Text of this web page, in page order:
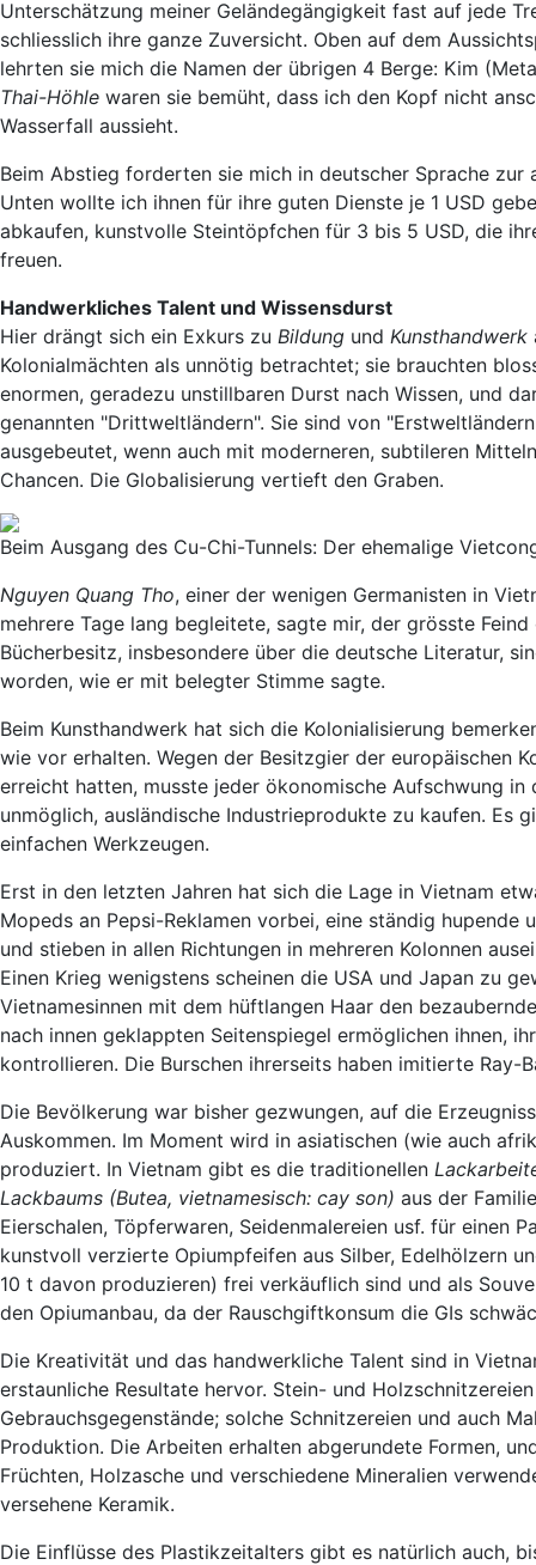
Unterschätzung meiner Geländegängigkeit fast auf jede
schliesslich ihre ganze Zuversicht. Oben auf dem
lehrten sie mich die Namen der übrigen 4 Berge: Kim
Thai-Höhle waren sie bemüht, dass ich den Kopf nicht
Wasserfall aussieht.
Beim Abstieg forderten sie mich in deutscher Sprache
Unten wollte ich ihnen für ihre guten Dienste je 1 USD
abkaufen, kunstvolle Steintöpfchen für 3 bis 5 USD, die
freuen.
Handwerkliches Talent und Wissensdurst
Hier drängt sich ein Exkurs zu Bildung und Kunsthandwerk
Kolonialmächten als unnötig betrachtet; sie brauchten
enormen, geradezu unstillbaren Durst nach Wissen, und
genannten "Drittweltländern". Sie sind von
ausgebeutet, wenn auch mit moderneren, subtileren
Chancen. Die Globalisierung vertieft den Graben.
Beim Ausgang des Cu-Chi-Tunnels: Der ehemalige
Nguyen Quang Tho, einer der wenigen Germanisten in
mehrere Tage lang begleitete, sagte mir, der grösste
Bücherbesitz, insbesondere über die deutsche Literatur,
worden, wie er mit belegter Stimme sagte.
Beim Kunsthandwerk hat sich die Kolonialisierung
wie vor erhalten. Wegen der Besitzgier der europäischen
erreicht hatten, musste jeder ökonomische Aufschwung
unmöglich, ausländische Industrieprodukte zu kaufen. Es
einfachen Werkzeugen.
Erst in den letzten Jahren hat sich die Lage in Vietnam
Mopeds an Pepsi-Reklamen vorbei, eine ständig
und stieben in allen Richtungen in mehreren Kolonnen
Einen Krieg wenigstens scheinen die USA und Japan zu
Vietnamesinnen mit dem hüftlangen Haar den
nach innen geklappten Seitenspiegel ermöglichen ihnen,
kontrollieren. Die Burschen ihrerseits haben imitierte Ray-
Die Bevölkerung war bisher gezwungen, auf die
Auskommen. Im Moment wird in asiatischen (wie auch
produziert. In Vietnam gibt es die traditionellen
Lackbaums (Butea, vietnamesisch: cay son) aus der
Eierschalen, Töpferwaren, Seidenmalereien usf. für einen
kunstvoll verzierte Opiumpfeifen aus Silber, Edelhölzern
10 t davon produzieren) frei verkäuflich sind und als
den Opiumanbau, da der Rauschgiftkonsum die GIs
Die Kreativität und das handwerkliche Talent sind in
erstaunliche Resultate hervor. Stein- und
Gebrauchsgegenstände; solche Schnitzereien und auch
Produktion. Die Arbeiten erhalten abgerundete Formen,
Früchten, Holzasche und verschiedene Mineralien
versehene Keramik.
Die Einflüsse des Plastikzeitalters gibt es natürlich auch,